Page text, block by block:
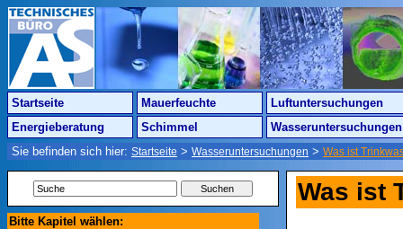
Startseite Mauerfeuchte
Luftuntersuchungen
Energieberatung
Schimmel
Wasseruntersuchungen
Sie befinden sich hier: Startseite > Wasseruntersuchungen > Was ist
Bitte Kapitel wählen:
Was ist